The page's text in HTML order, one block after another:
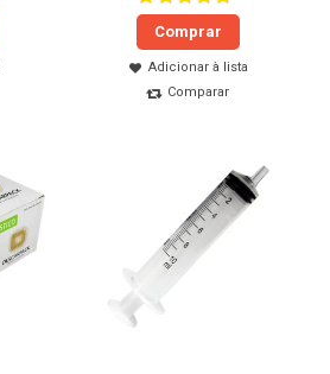
Comprar
Adicionar à lista
Comparar